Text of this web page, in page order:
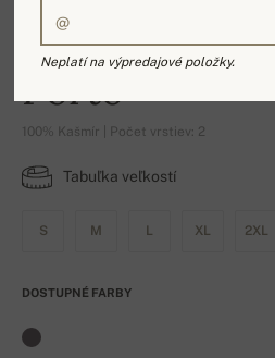
Porto
100% Kašmír | Počet vrstiev: 2
Tabuľka veľkostí
S M L XL 2XL
DOSTUPNÉ FARBY
Neplatí na výpredajové položky.